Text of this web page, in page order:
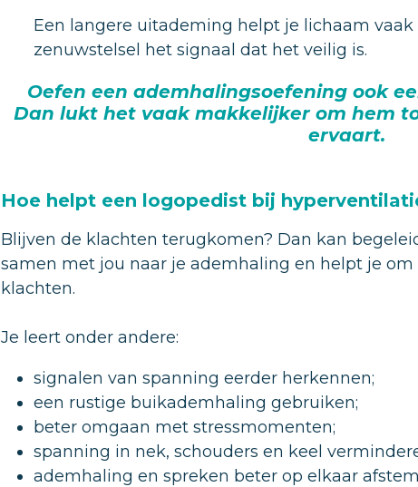
Een langere uitademing helpt je lichaam
zenuwstelsel het signaal dat het veilig is.
Oefen een ademhalingsoefening ook
Dan lukt het vaak makkelijker om hem
ervaart.
Hoe helpt een logopedist bij
Blijven de klachten terugkomen? Dan kan
samen met jou naar je ademhaling en helpt je
klachten.
Je leert onder andere:
signalen van spanning eerder herkennen;
een rustige buikademhaling gebruiken;
beter omgaan met stressmomenten;
spanning in nek, schouders en keel
ademhaling en spreken beter op elkaar